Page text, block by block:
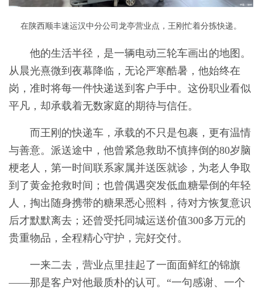
在陕西顺丰速运汉中分公司龙亭营业点，王刚忙着分拣快递。
他的生活半径，是一辆电动三轮车画出的地图。
从晨光熹微到夜幕降临，无论严寒酷暑，他始终在
岗，准时将每一件快递送到客户手中。这份职业看似
平凡，却承载着无数家庭的期待与信任。
而王刚的快递车，承载的不只是包裹，更有温情
与善意。派送途中，他曾紧急救助不慎摔倒的80岁脑
梗老人，第一时间联系家属并送医就诊，为老人争取
到了黄金抢救时间；也曾偶遇突发低血糖晕倒的年轻
人，掏出随身携带的糖果悉心照料，待对方恢复意识
后才默默离去；还曾受托同城运送价值300多万元的
贵重物品，全程精心守护，完好交付。
一来二去，营业点里挂起了一面面鲜红的锦旗
——那是客户对他最质朴的认可。“一句感谢、一个